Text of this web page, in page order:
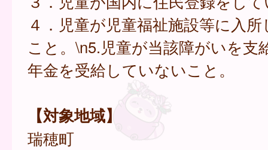
４．児童が児童福祉施設等に入
こと。\n5.児童が当該障がいを支
年金を受給していないこと。
【対象地域】
瑞穂町